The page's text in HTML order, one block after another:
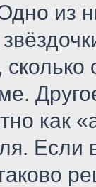
из
как